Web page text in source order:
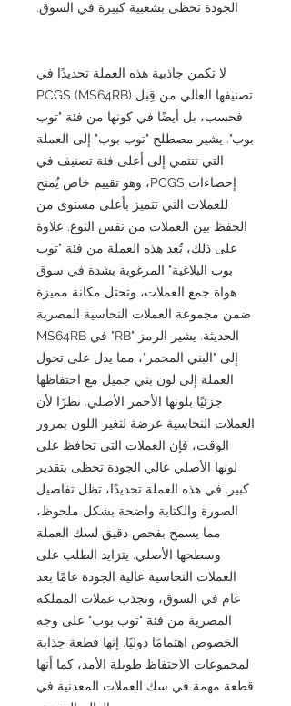
الجودة تحظى بشعبية كبيرة في السوق.
لا تكمن جاذبية هذه العملة تحديدًا في
تصنيفها العالي من قِبل PCGS (MS64RB)
فحسب، بل أيضًا في كونها من فئة "توب
بوب". يشير مصطلح "توب بوب" إلى العملة
التي تنتمي إلى أعلى فئة تصنيف في
إحصاءات PCGS، وهو تقييم خاص يُمنح
للعملات التي تتميز بأعلى مستوى من
الحفظ بين العملات من نفس النوع. علاوة
على ذلك، تُعد هذه العملة من فئة "توب
بوب البلاغية" المرغوبة بشدة في سوق
هواة جمع العملات، وتحتل مكانة مميزة
ضمن مجموعة العملات النحاسية المصرية
الحديثة. يشير الرمز "RB" في MS64RB
إلى "البني المحمر"، مما يدل على تحول
العملة إلى لون بني جميل مع احتفاظها
جزئيًا بلونها الأحمر الأصلي. نظرًا لأن
العملات النحاسية عرضة لتغير اللون بمرور
الوقت، فإن العملات التي تحافظ على
لونها الأصلي عالي الجودة تحظى بتقدير
كبير. في هذه العملة تحديدًا، تظل تفاصيل
الصورة والكتابة واضحة بشكل ملحوظ،
مما يسمح بفحص دقيق لسك العملة
وسطحها الأصلي. يتزايد الطلب على
العملات النحاسية عالية الجودة عامًا بعد
عام في السوق، وتجذب عملات المملكة
المصرية من فئة "توب بوب" على وجه
الخصوص اهتمامًا دوليًا. إنها قطعة جذابة
لمجموعات الاحتفاظ طويلة الأمد، كما أنها
قطعة مهمة في سك العملات المعدنية في